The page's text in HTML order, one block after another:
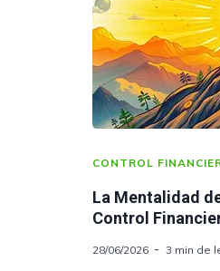
CONTROL
La Mentalidad
Control
28/06/2026 3 min de